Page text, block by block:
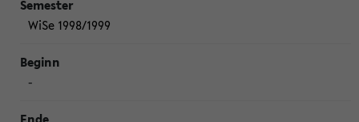
WiSe 1998/1999
-